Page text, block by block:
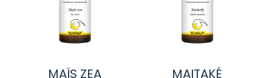
MAÏS ZEA MAITAKÉ